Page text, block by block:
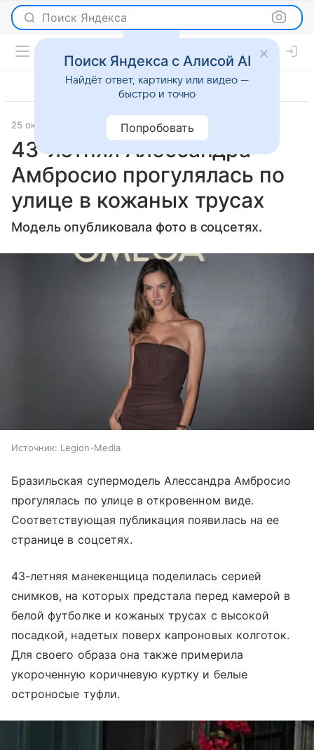
Поиск Яндекса
25 октября 2024 Lenta.Ru Светская жизнь
43-летняя Алессандра
Амбросио прогулялась по
улице в кожаных трусах
Модель опубликовала фото в соцсетях.
Источник: Legion-Media
Бразильская супермодель Алессандра Амбросио
прогулялась по улице в откровенном виде.
Соответствующая публикация появилась на ее
странице в соцсетях.
43-летняя манекенщица поделилась серией
снимков, на которых предстала перед камерой в
белой футболке и кожаных трусах с высокой
посадкой, надетых поверх капроновых колготок.
Для своего образа она также примерила
укороченную коричневую куртку и белые
остроносые туфли.
Поиск Яндекса с Алисой AI
Найдёт ответ, картинку или видео —
быстро и точно
Попробовать